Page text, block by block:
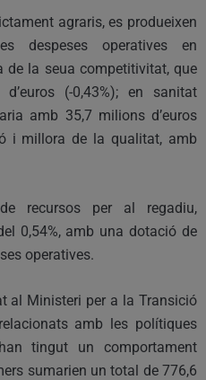
agraris, es produeixen
despeses operatives en
de la seua competitivitat, que
(-0,43%); en sanitat
amb 35,7 milions d’euros
i millora de la qualitat, amb
recursos per al regadiu,
0,54%, amb una dotació de
operatives.
al Ministeri per a la Transició
amb les polítiques
tingut un comportament
sumarien un total de 776,6